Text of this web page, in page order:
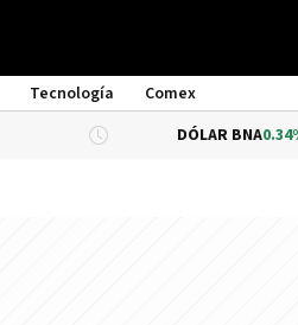
Tecnología
Comex
DÓLAR BNA0.34%$1,520.00